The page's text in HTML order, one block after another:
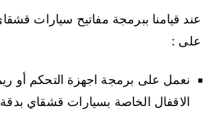
عند قيامنا ببرمجة مفاتيح سيارات
على :
نعمل على برمجة اجهزة التحكم أو
الاقفال الخاصة بسيارات قشقاي بدقة